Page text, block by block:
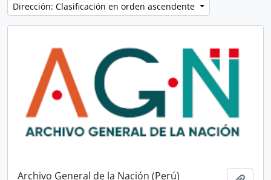
Dirección: Clasificación en orden ascendente
Archivo General de la Nación (Perú)